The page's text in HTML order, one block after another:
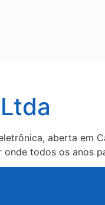
aberta em
todos os anos